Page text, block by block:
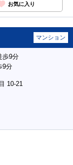
お気に入り
マンション
歩9分
9分
10-21